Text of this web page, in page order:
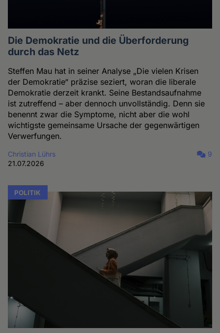
Die Demokratie und die Überforderung
durch das Netz
Steffen Mau hat in seiner Analyse „Die vielen Krisen
der Demokratie“ präzise seziert, woran die liberale
Demokratie derzeit krankt. Seine Bestandsaufnahme
ist zutreffend – aber dennoch unvollständig. Denn sie
benennt zwar die Symptome, nicht aber die wohl
wichtigste gemeinsame Ursache der gegenwärtigen
Verwerfungen.
Christian Lührs
21.07.2026
9
POLITIK